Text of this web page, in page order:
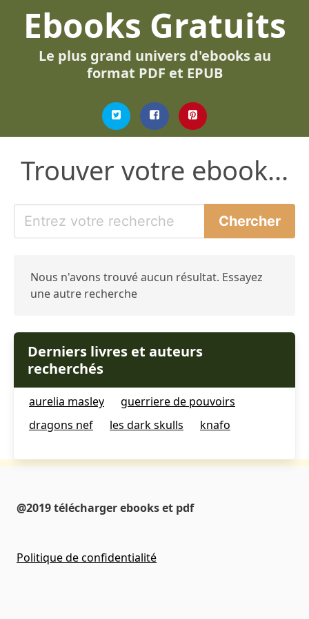
Ebooks Gratuits
Le plus grand univers d'ebooks au
format PDF et EPUB
Trouver votre ebook...
Nous n'avons trouvé aucun résultat. Essayez
une autre recherche
Derniers livres et auteurs
recherchés
aurelia masley
guerriere de pouvoirs
dragons nef
les dark skulls knafo
@2019 télécharger ebooks et pdf
Politique de confidentialité